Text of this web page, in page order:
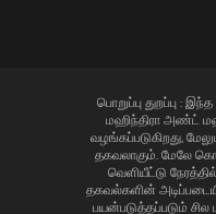
பொறுப்பு துறப்பு :
மஹிந்திரா அண்ட்
வழங்கப்படுகிறது,
தகவலாகும். மேலே
வெளியீட்டு
தகவல்களின்
பயன்படுத்தப்படும் சில